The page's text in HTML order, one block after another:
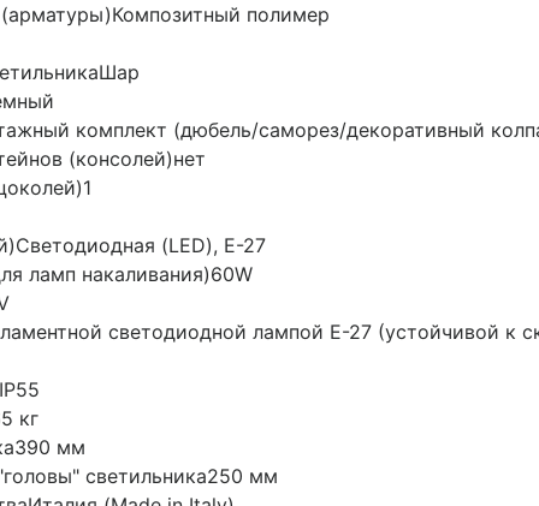
Композитный полимер
Шар
комплект (дюбель/саморез/декоративный
(консолей)нет
1
Светодиодная (LED), Е-27
ламп накаливания)60W
светодиодной лампой E-27 (устойчивой к
IP55
кг
390 мм
светильника250 мм